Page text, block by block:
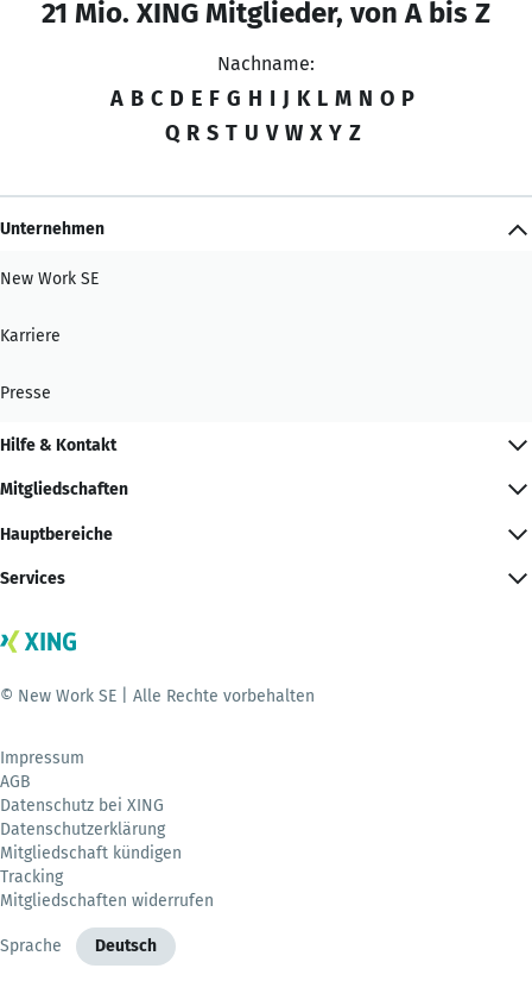
21 Mio. XING Mitglieder, von A bis Z
Nachname:
A B C D E F G H I J K L M N O P
Q R S T U V W X Y Z
Unternehmen
New Work SE
Karriere
Presse
Hilfe & Kontakt
Mitgliedschaften
Hauptbereiche
Services
© New Work SE | Alle Rechte vorbehalten
Impressum
AGB
Datenschutz bei XING
Datenschutzerklärung
Mitgliedschaft kündigen
Tracking
Mitgliedschaften widerrufen
Sprache Deutsch